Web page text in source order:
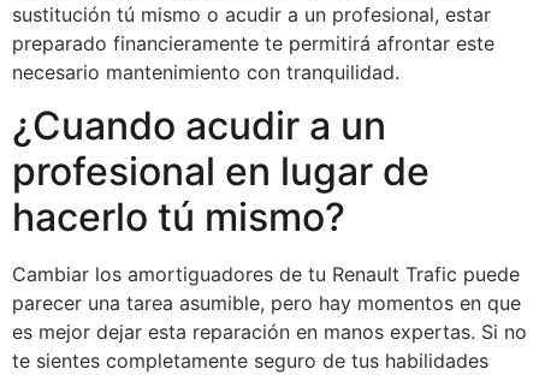
sustitución tú mismo o acudir a un profesional, estar
preparado financieramente te permitirá afrontar este
necesario mantenimiento con tranquilidad.
¿Cuando acudir a un
profesional en lugar de
hacerlo tú mismo?
Cambiar los amortiguadores de tu Renault Trafic puede
parecer una tarea asumible, pero hay momentos en que
es mejor dejar esta reparación en manos expertas. Si no
te sientes completamente seguro de tus habilidades